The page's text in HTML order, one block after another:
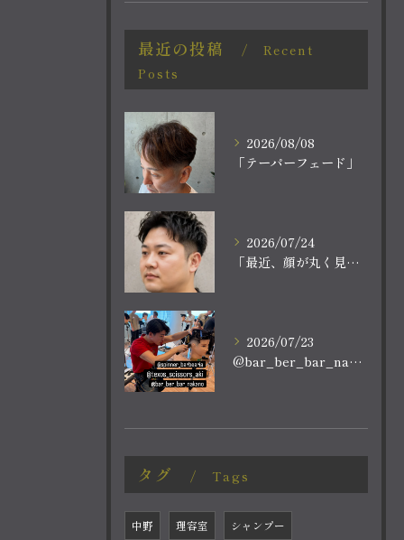
最近の投稿
Recent
Posts
2026/08/08
「テーパーフェード」
2026/07/24
「最近、顔が丸く見える。
2026/07/23
@bar_ber_bar_nakano
タグ Tags
中野 理容室 シャンプー